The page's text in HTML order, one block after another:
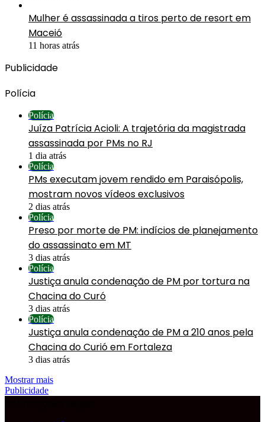
Mulher é assassinada a tiros perto de resort em
Maceió
11 horas atrás
Publicidade
Polícia
Polícia
Juíza Patrícia Acioli: A trajetória da magistrada
assassinada por PMs no RJ
1 dia atrás
Polícia
PMs executam jovem rendido em Paraisópolis,
mostram novos vídeos exclusivos
2 dias atrás
Polícia
Preso por morte de PM: indícios de planejamento
do assassinato em MT
3 dias atrás
Polícia
Justiça anula condenação de PM por tortura na
Chacina do Curó
3 dias atrás
Polícia
Justiça anula condenação de PM a 210 anos pela
Chacina do Curió em Fortaleza
3 dias atrás
Mostrar mais
Publicidade